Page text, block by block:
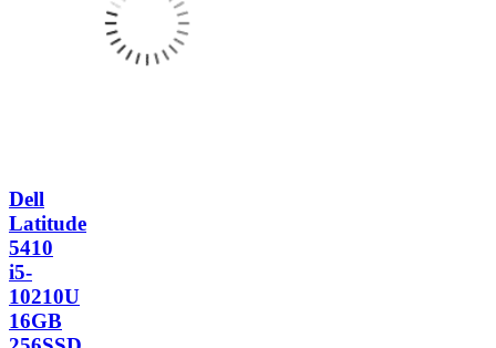
Dell
Latitude
5410
i5-
10210U
16GB